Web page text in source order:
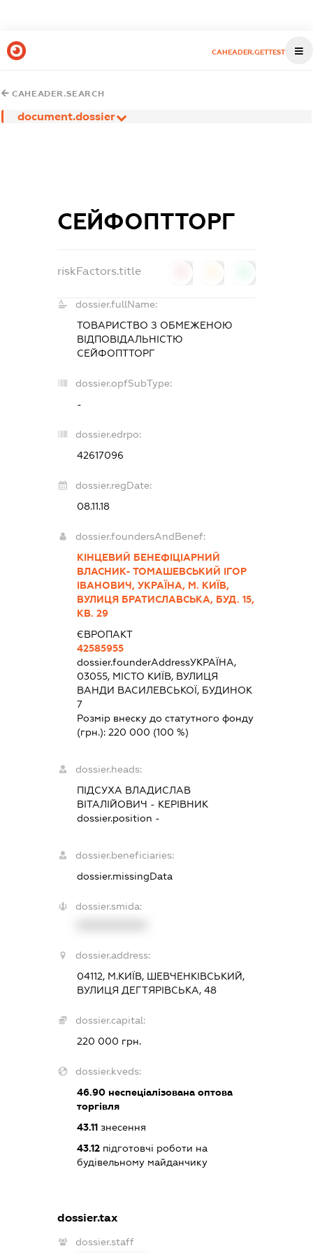
CAHEADER.GETTEST
CAHEADER.SEARCH
document.dossier
СЕЙФОПТТОРГ
riskFactors.title
dossier.fullName:
ТОВАРИСТВО З ОБМЕЖЕНОЮ
ВІДПОВІДАЛЬНІСТЮ
СЕЙФОПТТОРГ
dossier.opfSubType:
-
dossier.edrpo:
42617096
dossier.regDate:
08.11.18
dossier.foundersAndBenef:
КІНЦЕВИЙ БЕНЕФІЦІАРНИЙ
ВЛАСНИК- ТОМАШЕВСЬКИЙ ІГОР
ІВАНОВИЧ, УКРАЇНА, М. КИЇВ,
ВУЛИЦЯ БРАТИСЛАВСЬКА, БУД. 15,
КВ. 29
ЄВРОПАКТ
42585955
dossier.founderAddressУКРАЇНА,
03055, МІСТО КИЇВ, ВУЛИЦЯ
ВАНДИ ВАСИЛЕВСЬКОЇ, БУДИНОК
7
Розмір внеску до статутного фонду
(грн.): 220 000 (100 %)
dossier.heads:
ПІДСУХА ВЛАДИСЛАВ
ВІТАЛІЙОВИЧ - КЕРІВНИК
dossier.position -
dossier.beneficiaries:
dossier.missingData
dossier.smida:
dossier.address:
04112, М.КИЇВ, ШЕВЧЕНКІВСЬКИЙ,
ВУЛИЦЯ ДЕГТЯРІВСЬКА, 48
dossier.capital:
220 000 грн.
dossier.kveds:
46.90неспеціалізована оптова
торгівля
43.11знесення
43.12підготовчі роботи на
будівельному майданчику
dossier.tax
dossier.staff